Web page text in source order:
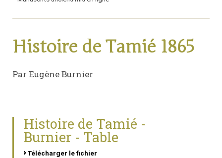
Histoire de Tamié 1865
Par Eugène Burnier
Histoire de Tamié -
Burnier - Table
Télécharger le fichier